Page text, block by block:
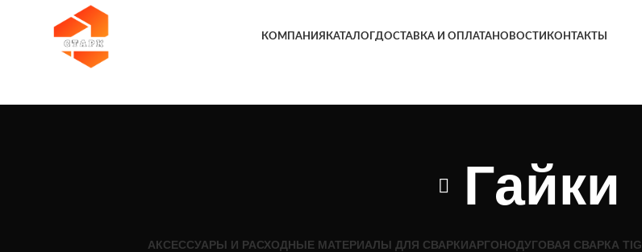
КОМПАНИЯ КАТАЛОГДОСТАВКА И ОПЛАТАНОВОСТИ КОНТАКТЫ
Гайки
АКСЕССУАРЫ И РАСХОДНЫЕ МАТЕРИАЛЫ ДЛЯ СВАРКИАРГОНОДУГОВАЯ СВАРКА TIG